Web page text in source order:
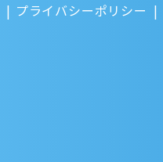
プライバシーポリシー